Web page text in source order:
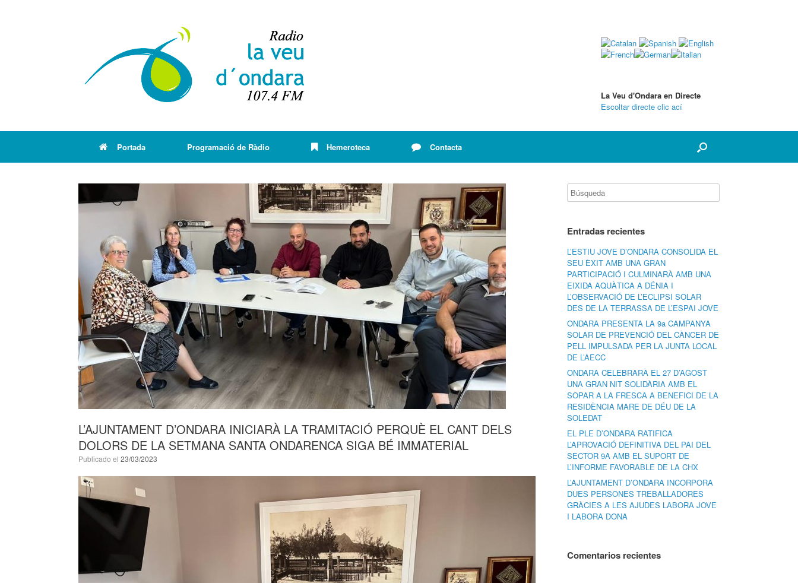
La Veu d'Ondara en Directe
Escoltar directe clic ací
Portada Programació de Ràdio Hemeroteca Contacta
L’AJUNTAMENT D’ONDARA INICIARÀ LA TRAMITACIÓ PERQUÈ EL CANT DELS
DOLORS DE LA SETMANA SANTA ONDARENCA SIGA BÉ IMMATERIAL
Publicado el 23/03/2023
Entradas recientes
L’ESTIU JOVE D’ONDARA CONSOLIDA EL
SEU ÈXIT AMB UNA GRAN
PARTICIPACIÓ I CULMINARÀ AMB UNA
EIXIDA AQUÀTICA A DÉNIA I
L’OBSERVACIÓ DE L’ECLIPSI SOLAR
DES DE LA TERRASSA DE L’ESPAI JOVE
ONDARA PRESENTA LA 9a CAMPANYA
SOLAR DE PREVENCIÓ DEL CÀNCER DE
PELL IMPULSADA PER LA JUNTA LOCAL
DE L’AECC
ONDARA CELEBRARÀ EL 27 D’AGOST
UNA GRAN NIT SOLIDÀRIA AMB EL
SOPAR A LA FRESCA A BENEFICI DE LA
RESIDÈNCIA MARE DE DÉU DE LA
SOLEDAT
EL PLE D’ONDARA RATIFICA
L’APROVACIÓ DEFINITIVA DEL PAI DEL
SECTOR 9A AMB EL SUPORT DE
L’INFORME FAVORABLE DE LA CHX
L’AJUNTAMENT D’ONDARA INCORPORA
DUES PERSONES TREBALLADORES
GRÀCIES A LES AJUDES LABORA JOVE
I LABORA DONA
Comentarios recientes